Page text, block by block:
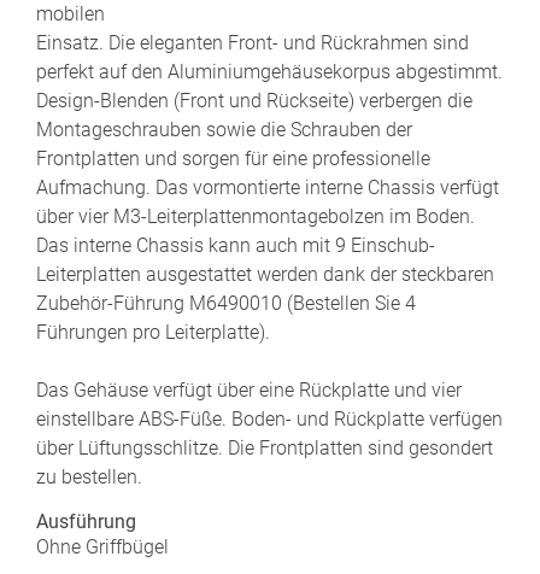
mobilen
Einsatz. Die eleganten Front- und Rückrahmen sind
perfekt auf den Aluminiumgehäusekorpus abgestimmt.
Design-Blenden (Front und Rückseite) verbergen die
Montageschrauben sowie die Schrauben der
Frontplatten und sorgen für eine professionelle
Aufmachung. Das vormontierte interne Chassis verfügt
über vier M3-Leiterplattenmontagebolzen im Boden.
Das interne Chassis kann auch mit 9 Einschub-
Leiterplatten ausgestattet werden dank der steckbaren
Zubehör-Führung M6490010 (Bestellen Sie 4
Führungen pro Leiterplatte).
Das Gehäuse verfügt über eine Rückplatte und vier
einstellbare ABS-Füße. Boden- und Rückplatte verfügen
über Lüftungsschlitze. Die Frontplatten sind gesondert
zu bestellen.
Ausführung
Ohne Griffbügel